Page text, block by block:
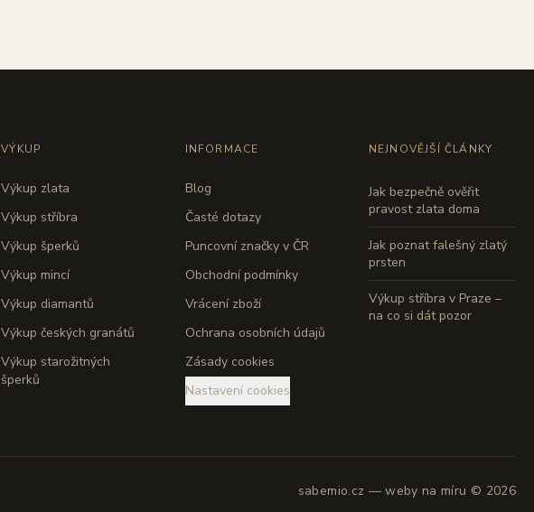
VÝKUP
Výkup zlata
Výkup stříbra
Výkup šperků
Výkup mincí
Výkup diamantů
Výkup českých granátů
Výkup starožitných
šperků
INFORMACE
Blog
Časté dotazy
Puncovní značky v ČR
Obchodní podmínky
Vrácení zboží
Ochrana osobních údajů
Zásady cookies
Nastavení cookies
NEJNOVĚJŠÍ ČLÁNKY
Jak bezpečně ověřit
pravost zlata doma
Jak poznat falešný zlatý
prsten
Výkup stříbra v Praze –
na co si dát pozor
sabemio.cz — weby na míru © 2026